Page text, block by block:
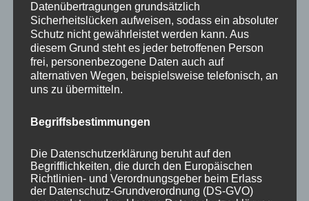
KATEGORIEN
Aktuelles vom MP
Allgemein
Impulse zur persönlichen Reflexion
Naturfoto-Blog
Datenübertragungen grundsätzlich
Sicherheitslücken aufweisen, sodass ein absoluter
Schutz nicht gewährleistet werden kann. Aus
diesem Grund steht es jeder betroffenen Person
frei, personenbezogene Daten auch auf
alternativen Wegen, beispielsweise telefonisch, an
uns zu übermitteln.
Begriffsbestimmungen
Die Datenschutzerklärung beruht auf den
Begrifflichkeiten, die durch den Europäischen
Richtlinien- und Verordnungsgeber beim Erlass
der Datenschutz-Grundverordnung (DS-GVO)